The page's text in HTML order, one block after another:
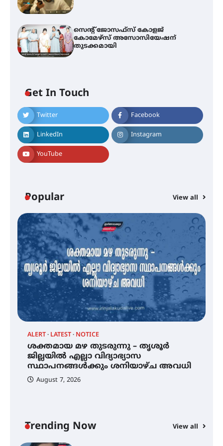
സെന്റ് ജോസഫ്സ് കോളജ്
കോമേഴ്‌സ് അസോസിയേഷന്
തുടക്കമായി
Get In Touch
Twitter Facebook
LinkedIn Instagram
YouTube
Popular View all
ALERT LATEST NOTICE
ശക്തമായ മഴ തുടരുന്നു – തൃശൂർ
ജില്ലയിൽ എല്ലാ വിദ്യാഭ്യാസ
സ്ഥാപനങ്ങൾക്കും ശനിയാഴ്ച അവധി
August 7, 2026
Trending Now View all
എം.ജി. യൂണിവേഴ്‌സിറ്റിയിൽ നിന്ന്
ഇംഗ്ളീഷ് സാഹിത്യത്തിൽ
ഡോക്ടറേറ്റ് നേടിയ എൻ. ആര്യ
വെള്ളിയാഴ്ച സ്‌ക്രീൻ ചെയ്യുന്നു
സെന്റ് ജോസഫ്സ് കോളജ്
കോമേഴ്‌സ് അസോസിയേഷന്
തുടക്കമായി
കോമേഴ്സ് എക്സ്പോയുമായി
എസ് എൻ ഹയർ സെക്കൻഡറി
വിദ്യാർത്ഥികൾ
സർഗ്ഗസാഹിതി- കവിതാസംഗമം
2026 കവിതാ ചർച്ച കാട്ടൂർ, ടി. കെ.
ബാലൻ ഹാളിൽ 16ന്
അവധി